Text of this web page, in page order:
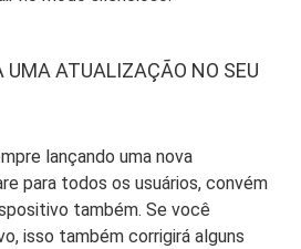
UMA ATUALIZAÇÃO NO SEU
lançando uma nova
para todos os usuários, convém
também. Se você
isso também corrigirá alguns